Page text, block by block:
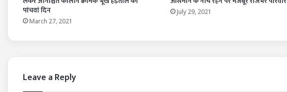
पांचवां दिन
March 27, 2021
July 29, 2021
Leave a Reply